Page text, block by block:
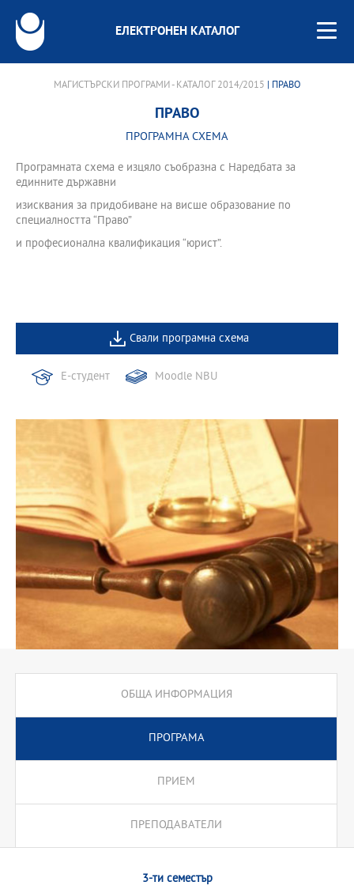
ЕЛЕКТРОНЕН КАТАЛОГ
МАГИСТЪРСКИ ПРОГРАМИ - КАТАЛОГ 2014/2015 | ПРАВО
ПРАВО
ПРОГРАМНА СХЕМА
Програмната схема е изцяло съобразна с Наредбата за
единните държавни
изисквания за придобиване на висше образование по
специалността “Право”
и професионална квалификация “юрист”.
Свали програмна схема
Е-студент Moodle NBU
ОБЩА ИНФОРМАЦИЯ
ПРОГРАМА
ПРИЕМ
ПРЕПОДАВАТЕЛИ
3-ти семестър